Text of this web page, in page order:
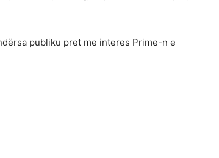
publiku pret me interes Prime-n e